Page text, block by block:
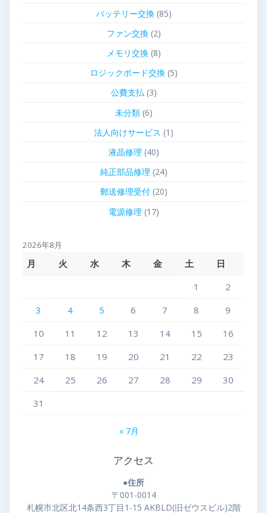
バッテリー交換(85)
ファン交換(2)
メモリ交換(8)
ロジックボード交換(5)
公費支払(3)
未分類(6)
法人向けサービス (1)
液晶修理 (40)
純正部品修理 (24)
郵送修理受付(20)
電源修理 (17)
2026年8月
月 火 水 木 金 土
日
1
2
3
4 5 6 7 8
9
10
11 12 13 14 15
16
17
18 19 20 21 22
23
24
25 26 27 28 29
30
31
« 7月
アクセス
●住所
〒001-0014
札幌市北区北14条西3丁目1-15 AKBLD(旧ゼウスビル)2階